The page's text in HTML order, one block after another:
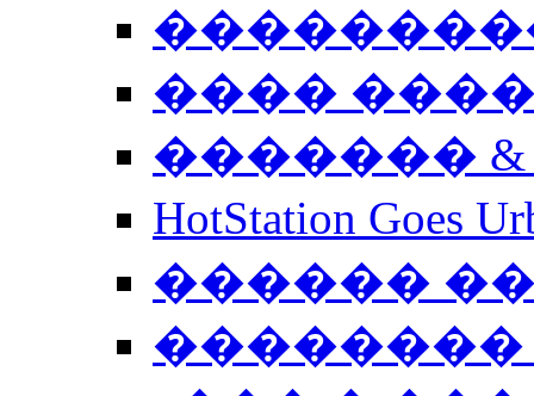
����
�������
HotStation
������
��������